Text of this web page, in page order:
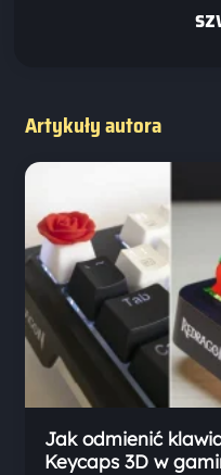
Artykuły autora
Jak odmienić
Keycaps 3D w